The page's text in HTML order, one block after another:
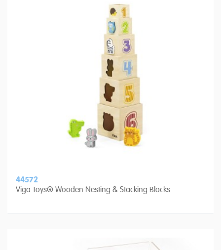
44572
Viga Toys® Wooden Nesting & Stacking Blocks